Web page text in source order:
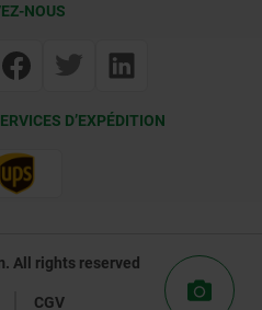
NOUS
D’EXPÉDITION
All rights reserved
CGV